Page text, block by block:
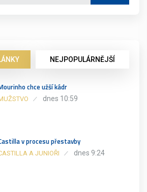
NEJPOPULÁRNĚJŠÍ
chce užší kádr
dnes 10:59
v procesu přestavby
A JUNIOŘI dnes 9:24